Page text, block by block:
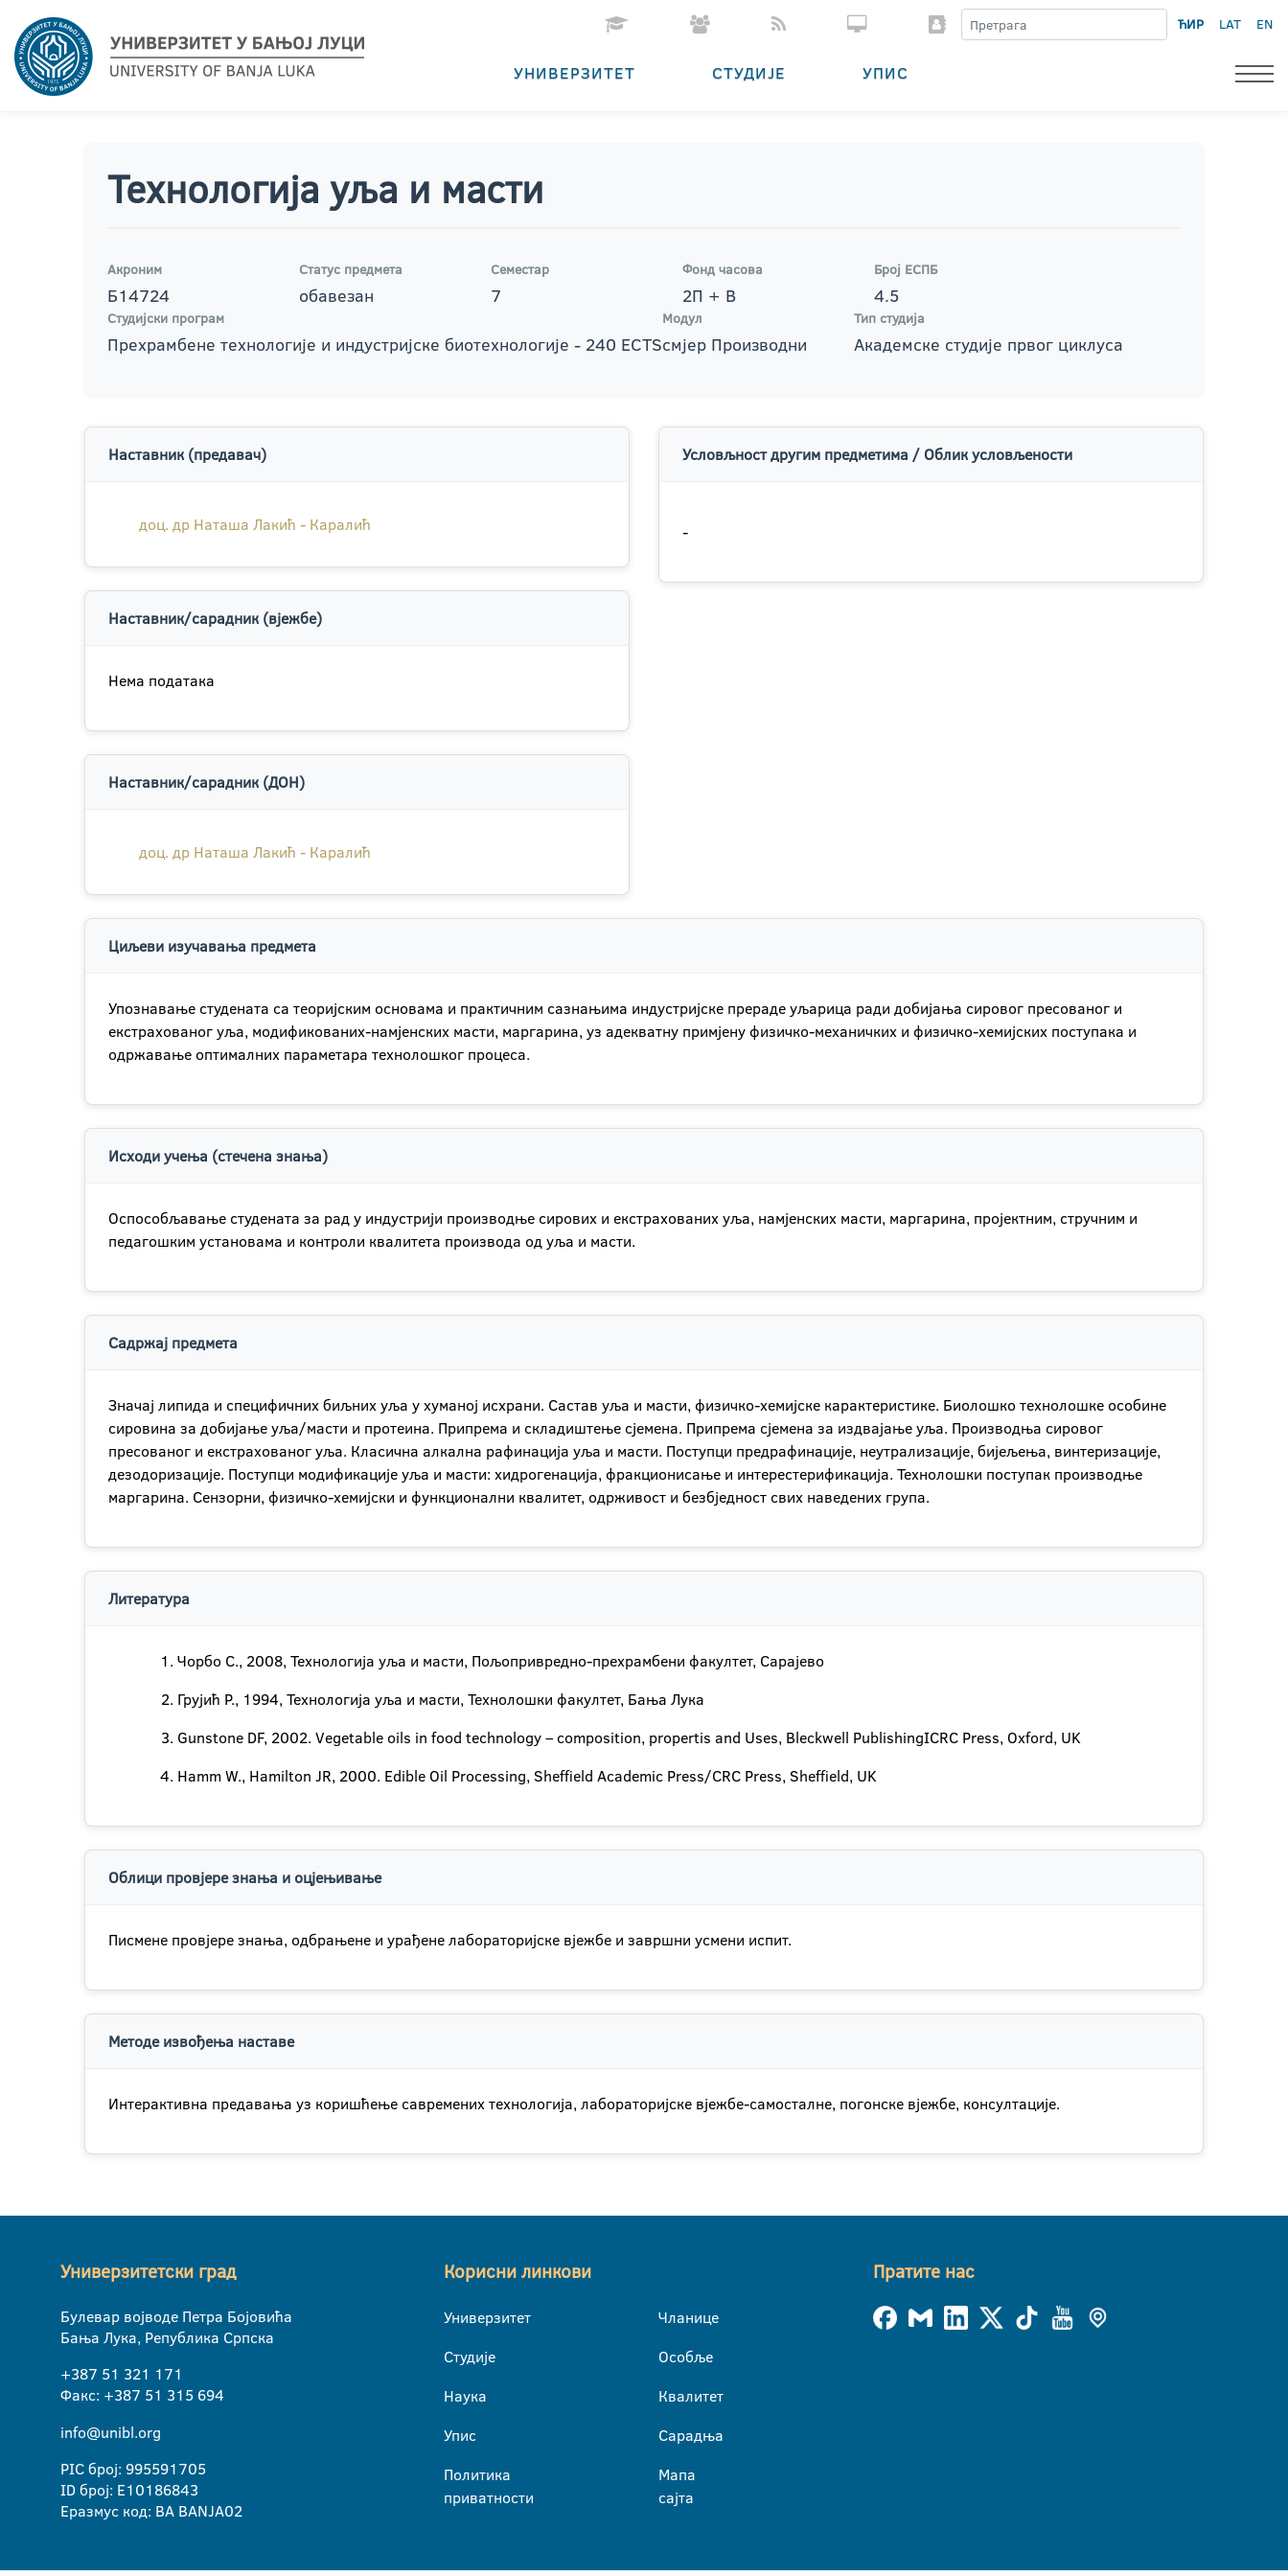
ЋИР LAT EN
УНИВЕРЗИТЕТ СТУДИЈЕ УПИС
Технологија уља и масти
Акроним
Б14724
Статус предмета
обавезан
Семестар
7
Фонд часова
2П + В
Број ЕСПБ
4.5
Студијски програм
Прехрамбене технологије и индустријске биотехнологије - 240 ECTS
Модул
смјер Производни
Тип студија
Академске студије првог циклуса
Наставник (предавач)
доц. др Наташа Лакић - Каралић
Наставник/сарадник (вјежбе)
Нема података
Наставник/сарадник (ДОН)
доц. др Наташа Лакић - Каралић
Условљност другим предметима / Облик условљености
-
Циљеви изучавања предмета
Упознавање студената са теоријским основама и практичним сазнањима индустријске прераде уљарица ради добијања сировог пресованог и
екстрахованог уља, модификованих-намјенских масти, маргарина, уз адекватну примјену физичко-механичких и физичко-хемијских поступака и
одржавање оптималних параметара технолошког процеса.
Исходи учења (стечена знања)
Оспособљавање студената за рад у индустрији производње сирових и екстрахованих уља, намјенских масти, маргарина, пројектним, стручним и
педагошким установама и контроли квалитета производа од уља и масти.
Садржај предмета
Значај липида и специфичних биљних уља у хуманој исхрани. Састав уља и масти, физичко-хемијске карактеристике. Биолошко технолошке особине
сировина за добијање уља/масти и протеина. Припрема и складиштење сјемена. Припрема сјемена за издвајање уља. Производња сировог
пресованог и екстрахованог уља. Класична алкална рафинација уља и масти. Поступци предрафинације, неутрализације, бијељења, винтеризације,
дезодоризације. Поступци модификације уља и масти: хидрогенација, фракционисање и интерестерификација. Технолошки поступак производње
маргарина. Сензорни, физичко-хемијски и функционални квалитет, одрживост и безбједност свих наведених група.
Литература
Чорбо С., 2008, Технологија уља и масти, Пољопривредно-прехрамбени факултет, Сарајево
Грујић Р., 1994, Технологија уља и масти, Технолошки факултет, Бања Лука
Gunstone DF, 2002. Vegetable oils in food technology – composition, propertis and Uses, Bleckwell PublishingICRC Press, Oxford, UK
Hamm W., Hamilton JR, 2000. Edible Oil Processing, Sheffield Academic Press/CRC Press, Sheffield, UK
Облици провјере знања и оцјењивање
Писмене провјере знања, одбрањене и урађене лабораторијске вјежбе и завршни усмени испит.
Методе извођења наставе
Интерактивна предавања уз коришћење савремених технологија, лабораторијске вјежбе-самосталне, погонске вјежбе, консултације.
Универзитетски град
Булевар војводе Петра Бојовића
Бања Лука, Република Српска
+387 51 321 171
Факс: +387 51 315 694
info@unibl.org
PIC број: 995591705
ID број: E10186843
Еразмус код: BA BANJA02
Корисни линкови
Универзитет
Студије
Наука
Упис
Политика
приватности
Чланице
Особље
Квалитет
Сарадња
Мапа
сајта
Пратите нас